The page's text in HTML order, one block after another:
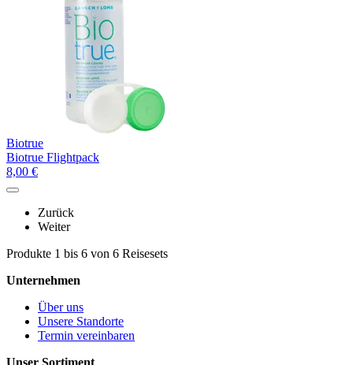
Biotrue
Biotrue Flightpack
8,00 €
Zurück
Weiter
Produkte 1 bis 6 von 6 Reisesets
Unternehmen
Über uns
Unsere Standorte
Termin vereinbaren
Unser Sortiment